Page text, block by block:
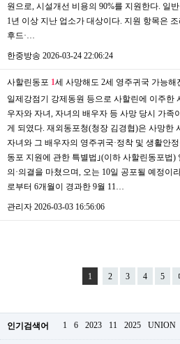
원으로, 시설개선 비용의 90%를 지원한다. 일
1년 이상 지난 업소가 대상이다. 지원 항목은
후드·…
한중방송 2026-03-24 22:06:24
사할린동포 1세 사망해도 2세 영주귀국 가능해
일제강점기 강제동원 등으로 사할린에 이주한
우자와 자녀, 자녀의 배우자 등 사망 당시 가족
게 되였다. 재외동포청(청장 김경협)은 사망한
자녀와 그 배우자의 영주귀국·정착 및 생활안
동포 지원에 관한 특별법｣(이하 사할린동포법
의·의결을 마쳤으며, 오는 10일 공포될 예정이
로부터 6개월이 경과한 9월 11…
관리자 2026-03-03 16:56:06
1 2 3 4 5
인기검색어 1 6 2023 11 2025 UNION